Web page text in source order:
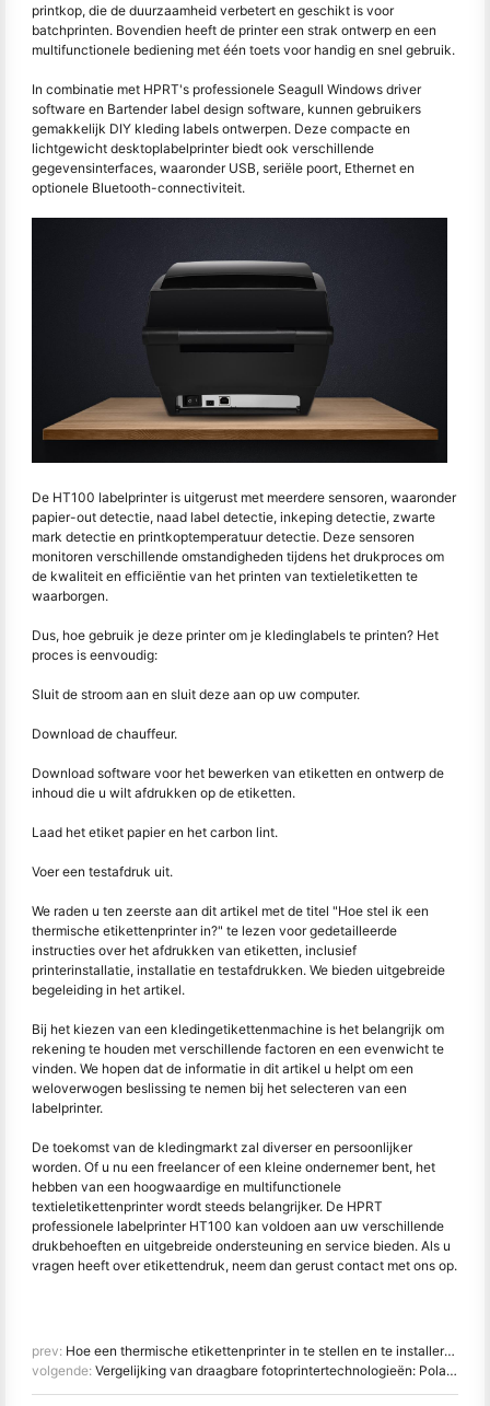
printkop, die de duurzaamheid verbetert en geschikt is voor
batchprinten. Bovendien heeft de printer een strak ontwerp en een
multifunctionele bediening met één toets voor handig en snel gebruik.
In combinatie met HPRT's professionele Seagull Windows driver
software en Bartender label design software, kunnen gebruikers
gemakkelijk DIY kleding labels ontwerpen. Deze compacte en
lichtgewicht desktoplabelprinter biedt ook verschillende
gegevensinterfaces, waaronder USB, seriële poort, Ethernet en
optionele Bluetooth-connectiviteit.
De HT100 labelprinter is uitgerust met meerdere sensoren, waaronder
papier-out detectie, naad label detectie, inkeping detectie, zwarte
mark detectie en printkoptemperatuur detectie. Deze sensoren
monitoren verschillende omstandigheden tijdens het drukproces om
de kwaliteit en efficiëntie van het printen van textieletiketten te
waarborgen.
Dus, hoe gebruik je deze printer om je kledinglabels te printen? Het
proces is eenvoudig:
Sluit de stroom aan en sluit deze aan op uw computer.
Download de chauffeur.
Download software voor het bewerken van etiketten en ontwerp de
inhoud die u wilt afdrukken op de etiketten.
Laad het etiket papier en het carbon lint.
Voer een testafdruk uit.
We raden u ten zeerste aan dit artikel met de titel "Hoe stel ik een
thermische etikettenprinter in?" te lezen voor gedetailleerde
instructies over het afdrukken van etiketten, inclusief
printerinstallatie, installatie en testafdrukken. We bieden uitgebreide
begeleiding in het artikel.
Bij het kiezen van een kledingetikettenmachine is het belangrijk om
rekening te houden met verschillende factoren en een evenwicht te
vinden. We hopen dat de informatie in dit artikel u helpt om een
weloverwogen beslissing te nemen bij het selecteren van een
labelprinter.
De toekomst van de kledingmarkt zal diverser en persoonlijker
worden. Of u nu een freelancer of een kleine ondernemer bent, het
hebben van een hoogwaardige en multifunctionele
textieletikettenprinter wordt steeds belangrijker. De HPRT
professionele labelprinter HT100 kan voldoen aan uw verschillende
drukbehoeften en uitgebreide ondersteuning en service bieden. Als u
vragen heeft over etikettendruk, neem dan gerust contact met ons op.
prev: Hoe een thermische etikettenprinter in te stellen en te installeren?
volgende: Vergelijking van draagbare fotoprintertechnologieën: Polaroid, ZINK en kleurstofsublimatie